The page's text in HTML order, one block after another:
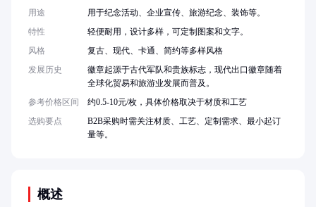
概述
用途
用于纪念活动、企业宣传、旅游纪念、装饰等。
特性
轻便耐用，设计多样，可定制图案和文字。
风格
复古、现代、卡通、简约等多样风格
发展历史
徽章起源于古代军队和贵族标志，现代出口徽章随着
全球化贸易和旅游业发展而普及。
参考价格区间
约0.5-10元/枚，具体价格取决于材质和工艺
选购要点
B2B采购时需关注材质、工艺、定制需求、最小起订
量等。